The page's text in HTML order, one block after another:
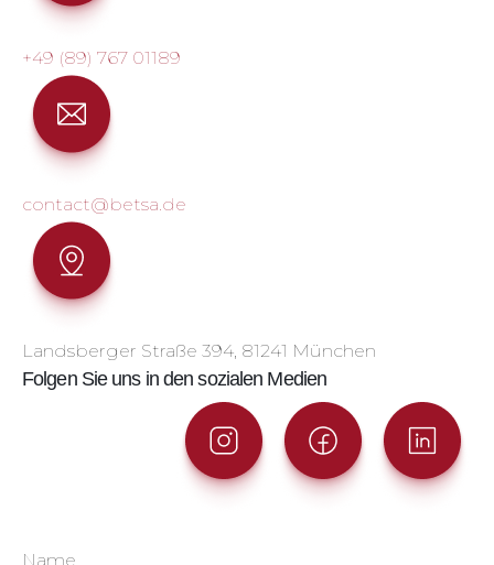
+49 (89) 767 01189
contact@betsa.de
Landsberger Straße 394, 81241 München
Folgen Sie uns in den sozialen Medien
Name